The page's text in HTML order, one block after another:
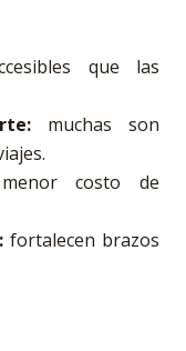
que las
muchas son
costo de
fortalecen brazos